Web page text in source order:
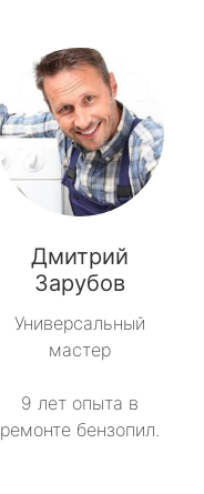
Дмитрий
Зарубов
Универсальный
мастер
9 лет опыта в
ремонте бензопил.